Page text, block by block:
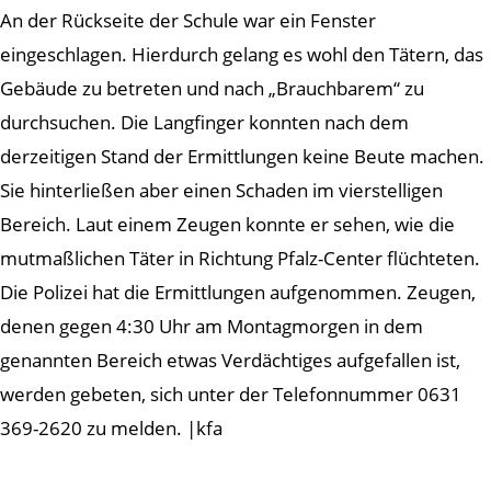
An der Rückseite der Schule war ein Fenster
eingeschlagen. Hierdurch gelang es wohl den Tätern, das
Gebäude zu betreten und nach „Brauchbarem“ zu
durchsuchen. Die Langfinger konnten nach dem
derzeitigen Stand der Ermittlungen keine Beute machen.
Sie hinterließen aber einen Schaden im vierstelligen
Bereich. Laut einem Zeugen konnte er sehen, wie die
mutmaßlichen Täter in Richtung Pfalz-Center flüchteten.
Die Polizei hat die Ermittlungen aufgenommen. Zeugen,
denen gegen 4:30 Uhr am Montagmorgen in dem
genannten Bereich etwas Verdächtiges aufgefallen ist,
werden gebeten, sich unter der Telefonnummer 0631
369-2620 zu melden. |kfa